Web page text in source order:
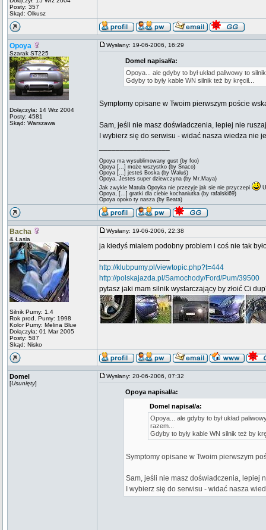
Posty: 357
Skąd: Olkusz
Opoya
Szarak ST225
Dołączyła: 14 Wrz 2004
Posty: 4581
Skąd: Warszawa
Wysłany: 19-06-2006, 16:29
Domel napisał/a:
Opoya... ale gdyby to był układ paliwowy to
Gdyby to były kable WN silnik też by kręcił...
Symptomy opisane w Twoim pierwszym poście
Sam, jeśli nie masz doświadczenia, lepiej nie
I wybierz się do serwisu - widać nasza wiedza nie
Opoya ma wysublimowany gust (by foo)
Opoya [...] może wszystko (by Snaco)
Opoya [...] jesteś Boska (by Waluś)
Opoya, Jestes super dziewczyna (by Mr.Maya)
Jak zwykle Matula Opoyka nie przezyje jak sie nie przyczepi
Opoya, [...] gratki dla ciebie kochaniutka (by rafalski69)
Opoya opoko ty nasza (by Beata)
Bacha
& Łasia
Silnik Pumy: 1.4
Rok prod. Pumy: 1998
Kolor Pumy: Melina Blue
Dołączyła: 01 Mar 2005
Posty: 587
Skąd: Nisko
Wysłany: 19-06-2006, 22:38
ja kiedyś mialem podobny problem i coś nie tak
http://klubpumy.pl/viewtopic.php?t=444
http://polskajazda.pl/Samochody/Ford/Pum/39500
pytasz jaki mam silnik wystarczający by złoić Ci
Domel
[Usunięty]
Wysłany: 20-06-2006, 07:32
Opoya napisał/a:
Domel napisał/a:
Opoya... ale gdyby to był układ
razem...
Gdyby to były kable WN silnik też by
Symptomy opisane w Twoim pierwszym
Sam, jeśli nie masz doświadczenia, lepiej
I wybierz się do serwisu - widać nasza